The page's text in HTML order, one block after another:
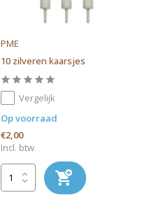
PME
10 zilveren kaarsjes
Vergelijk
Op voorraad
€2,00
Incl. btw